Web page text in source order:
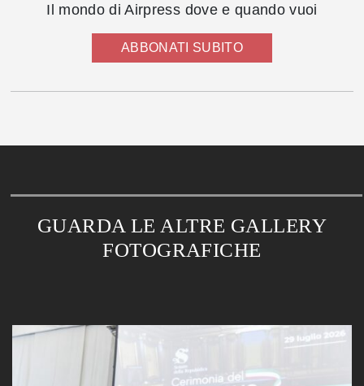
Il mondo di Airpress dove e quando vuoi
ABBONATI SUBITO
GUARDA LE ALTRE GALLERY
FOTOGRAFICHE